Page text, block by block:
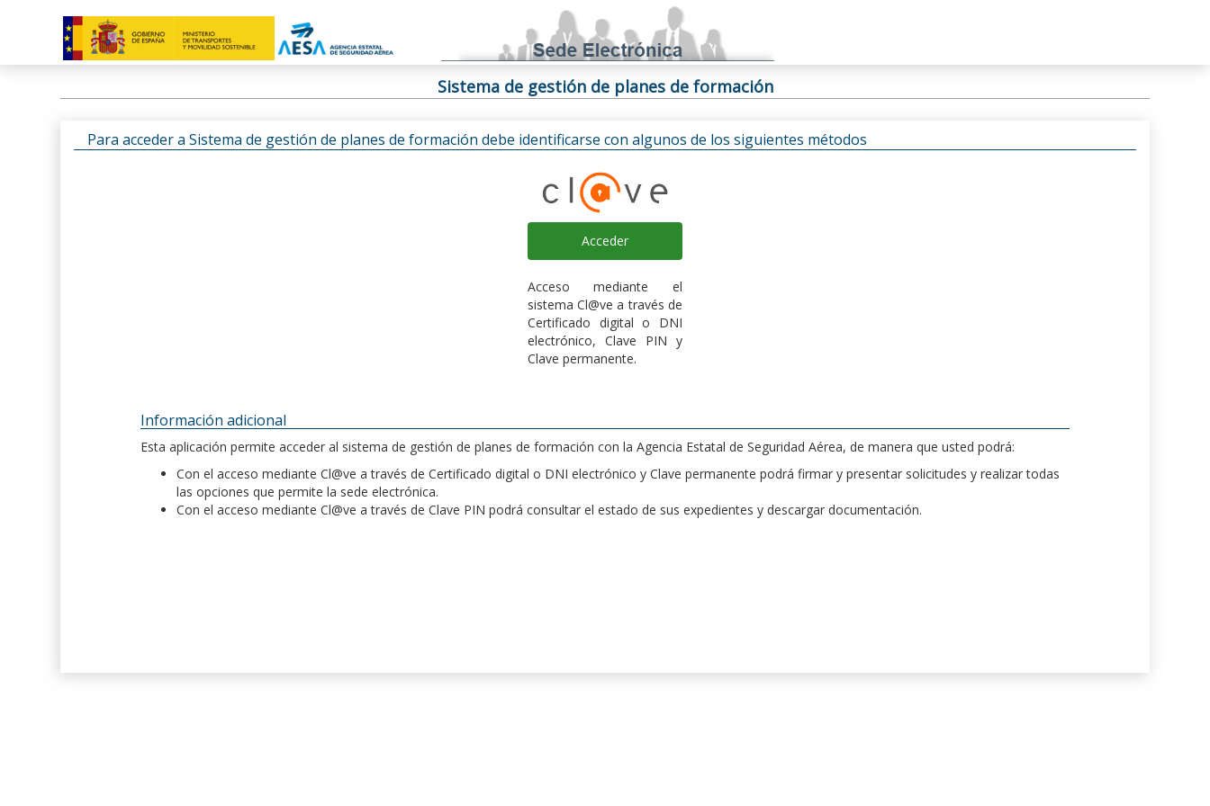
Sistema de gestión de planes de formación
Para acceder a Sistema de gestión de planes de formación debe identificarse con algunos de los siguientes métodos
Acceder
Acceso mediante el
sistema Cl@ve a través de
Certificado digital o DNI
electrónico, Clave PIN y
Clave permanente.
Información adicional
Esta aplicación permite acceder al sistema de gestión de planes de formación con la Agencia Estatal de Seguridad Aérea, de manera que usted podrá:
Con el acceso mediante Cl@ve a través de Certificado digital o DNI electrónico y Clave permanente podrá firmar y presentar solicitudes y realizar todas
las opciones que permite la sede electrónica.
Con el acceso mediante Cl@ve a través de Clave PIN podrá consultar el estado de sus expedientes y descargar documentación.